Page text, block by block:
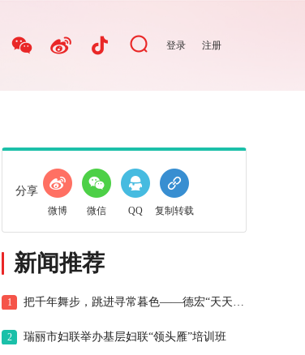
登录 注册
分享
微博 微信 QQ 复制转载
新闻推荐
1 把千年舞步，跳进寻常暮色——德宏“天天目瑙纵歌”纪事
2 瑞丽市妇联举办基层妇联“领头雁”培训班